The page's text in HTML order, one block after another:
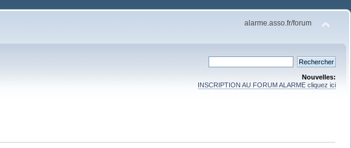
alarme.asso.fr/forum
Nouvelles:
INSCRIPTION AU FORUM ALARME cliquez ici